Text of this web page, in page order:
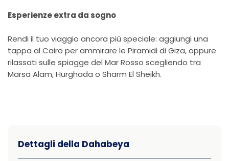
Esperienze extra da sogno
Rendi il tuo viaggio ancora più speciale: aggiungi una
tappa al Cairo per ammirare le Piramidi di Giza, oppure
rilassati sulle spiagge del Mar Rosso scegliendo tra
Marsa Alam, Hurghada o Sharm El Sheikh.
Dettagli della Dahabeya